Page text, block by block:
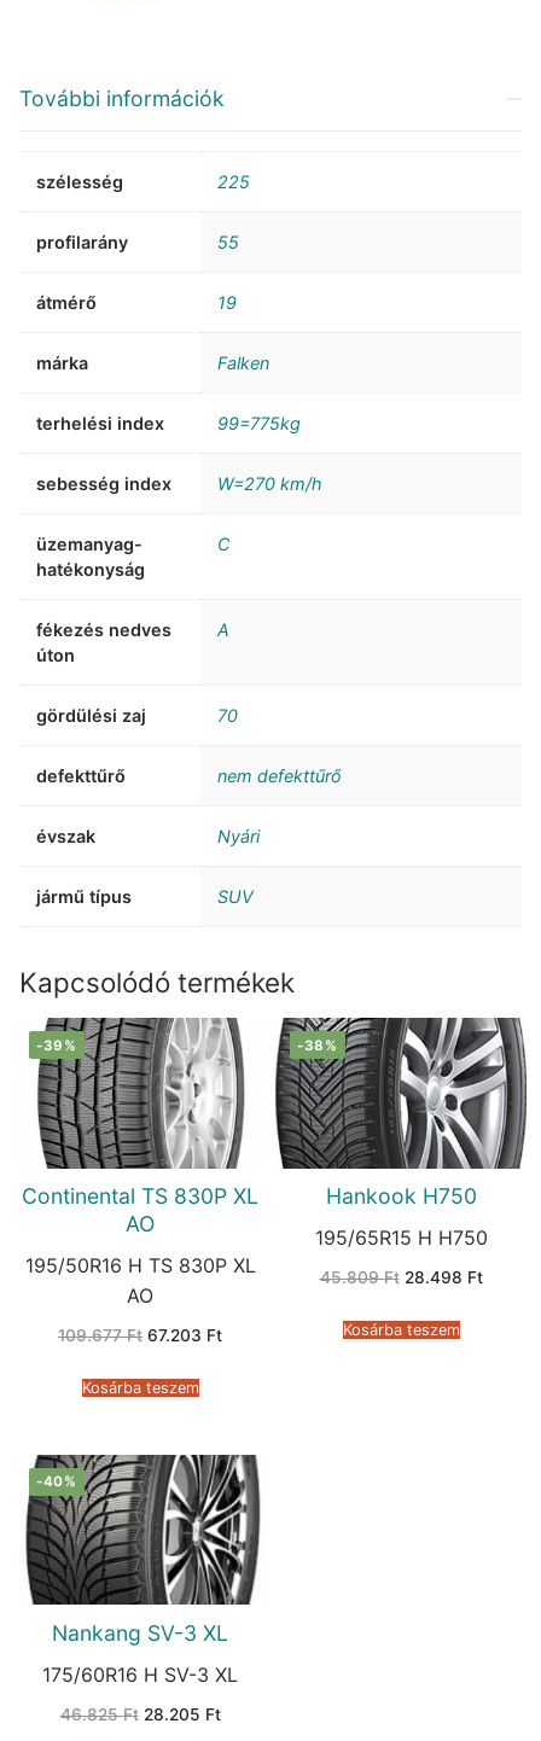
További információk
szélesség 225
profilarány 55
átmérő 19
márka Falken
terhelési index 99=775kg
sebesség index W=270 km/h
üzemanyag-
hatékonyság
C
fékezés nedves
úton
A
gördülési zaj 70
defekttűrő nem defekttűrő
évszak Nyári
jármű típus SUV
Kapcsolódó termékek
-39%
Continental TS 830P XL
AO
195/50R16 H TS 830P XL
AO
109.677Ft Original
109.677 Ft.
67.203 FtCurrent
Kosárba teszem
-38%
Hankook H750
195/65R15 H H750
45.809Ft Original
45.809 Ft.
28.498 FtCurrent
Kosárba teszem
-40%
Nankang SV-3 XL
175/60R16 H SV-3 XL
46.825Ft Original
28.205 FtCurrent